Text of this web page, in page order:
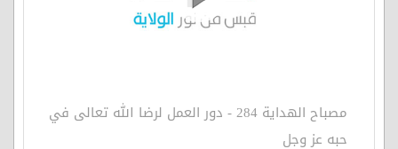
مصباح الهداية 284 - دور العمل لرضا الله تعالى في
حبه عز وجل